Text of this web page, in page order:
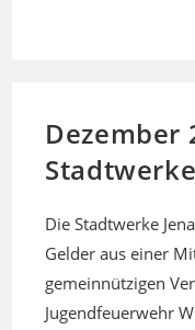
Dezember
Stadtwerke
Die Stadtwerke
Gelder aus einer
gemeinnützigen
Jugendfeuerwehr